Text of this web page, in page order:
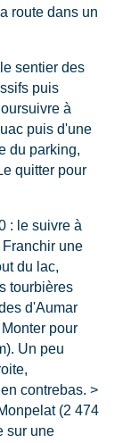
route dans un
sentier des
puis
à
puis d'une
du parking,
quitter pour
: le suivre à
une
du lac,
tourbières
d'Aumar
pour
Un peu
contrebas. >
(2 474
sur une